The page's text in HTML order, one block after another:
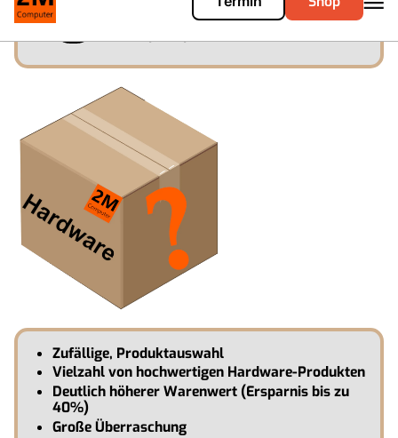
Zufällige, Produktauswahl
Vielzahl von hochwertigen Hardware-Produkten
Deutlich höherer Warenwert (Ersparnis bis zu
40%)
Große Überraschung
Hardware Mystery-Box